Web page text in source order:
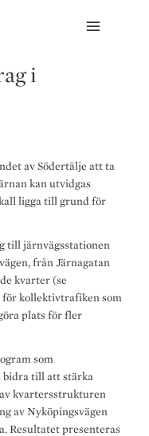
i
av Södertälje att ta
kan utvidgas
ligga till grund för
till järnvägsstationen
från Järnagatan
kvarter (se
kollektivtrafiken som
plats för fler
som
bidra till att stärka
kvartersstrukturen
av Nyköpingsvägen
Resultatet presenteras